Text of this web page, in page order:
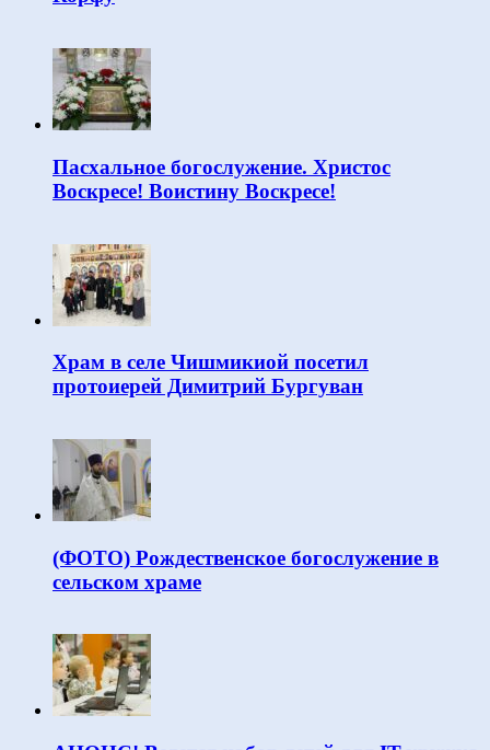
Пасхальное богослужение. Христос
Воскресе! Воистину Воскресе!
Храм в селе Чишмикиой посетил
протоиерей Димитрий Бургуван
(ФОТО) Рождественское богослужение в
сельском храме